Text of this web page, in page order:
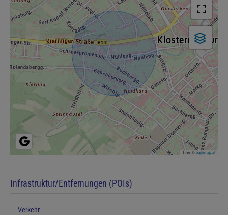
Tiles ©basemap.at
Infrastruktur/Entfernungen (POIs)
Verkehr